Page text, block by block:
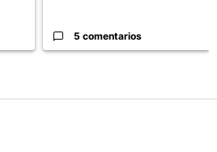
5 comentarios